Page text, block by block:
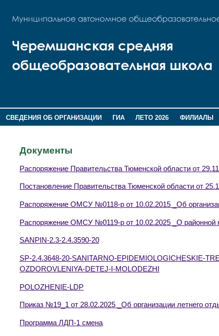
СВЕДЕНИЯ ОБ ОРГАНИЗАЦИИ ГИА ЛЕТО 2026
ФИЛИАЛЫ
Документы
Распоряжение Правительства Тюменской области от
Постановление Правительства Тюменской области от
Распоряжение ОМСУ №0118-р от 10.02.2015 _Об
Распоряжение ОМСУ №0119-р от 10.02.2025 _О районной
SANPIN-2.3-2.4.3590-20
SP-2.4.3648-20-SANITARNO-EPIDEMIOLOGICHESKIE-
OZDOROVLENIYA-DETEJ-I-MOLODEZHI
POLOZHENIE-LDP
Приказ №19_1 от 28.02.2025 _Об организации летнего
Программа ЛДП-1 смена